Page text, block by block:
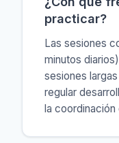
practicar?
Las sesiones
minutos
sesiones
regular
la